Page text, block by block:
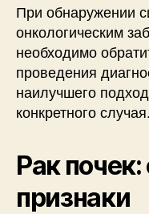
При обнаружении
онкологическим
необходимо
проведения
наилучшего
конкретного случая.
Рак
признаки